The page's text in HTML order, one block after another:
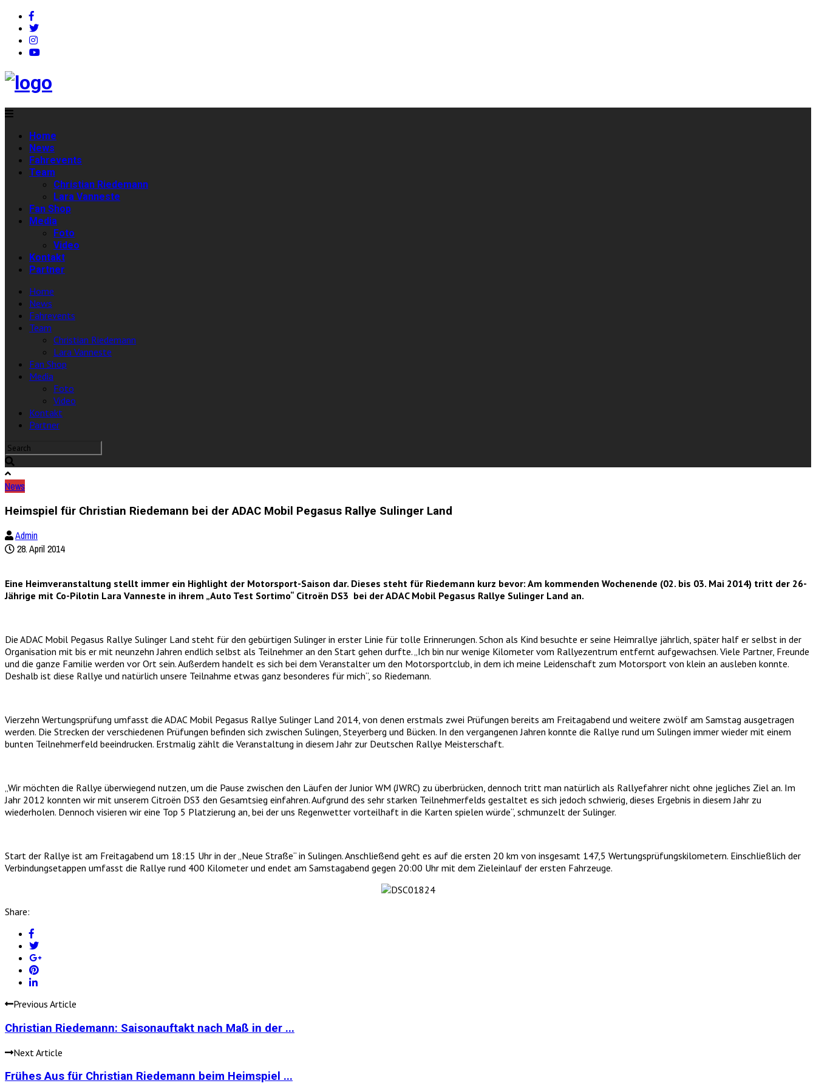
Home
News
Fahrevents
Team
Christian Riedemann
Lara Vanneste
Fan Shop
Media
Foto
Video
Kontakt
Partner
Home
News
Fahrevents
Team
Christian Riedemann
Lara Vanneste
Fan Shop
Media
Foto
Video
Kontakt
Partner
News
Heimspiel für Christian Riedemann bei der ADAC Mobil Pegasus Rallye Sulinger Land
Admin
28. April 2014
Eine Heimveranstaltung stellt immer ein Highlight der Motorsport-Saison dar. Dieses steht für Riedemann kurz bevor: Am kommenden Wochenende (02. bis 03. Mai 2014) tritt der 26-
Jährige mit Co-Pilotin Lara Vanneste in ihrem „Auto Test Sortimo“ Citroën DS3 bei derADAC Mobil Pegasus Rallye Sulinger Land an.
Die ADAC Mobil Pegasus Rallye Sulinger Land steht für den gebürtigen Sulinger in erster Linie für tolle Erinnerungen. Schon als Kind besuchte er seine Heimrallye jährlich, später half er selbst in der
Organisation mit bis er mit neunzehn Jahren endlich selbst als Teilnehmer an den Start gehen durfte. „Ich bin nur wenige Kilometer vom Rallyezentrum entfernt aufgewachsen. Viele Partner, Freunde
und die ganze Familie werden vor Ort sein. Außerdem handelt es sich bei dem Veranstalter um den Motorsportclub, in dem ich meine Leidenschaft zum Motorsport von klein an ausleben konnte.
Deshalb ist diese Rallye und natürlich unsere Teilnahme etwas ganz besonderes für mich“, so Riedemann.
Vierzehn Wertungsprüfung umfasst die ADAC Mobil Pegasus Rallye Sulinger Land 2014, von denen erstmals zwei Prüfungen bereits am Freitagabend und weitere zwölf am Samstag ausgetragen
werden. Die Strecken der verschiedenen Prüfungen befinden sich zwischen Sulingen, Steyerberg und Bücken. In den vergangenen Jahren konnte die Rallye rund um Sulingen immer wieder mit einem
bunten Teilnehmerfeld beeindrucken. Erstmalig zählt die Veranstaltung in diesem Jahr zur Deutschen Rallye Meisterschaft.
„Wir möchten die Rallye überwiegend nutzen, um die Pause zwischen den Läufen der Junior WM (JWRC) zu überbrücken, dennoch tritt man natürlich als Rallyefahrer nicht ohne jegliches Ziel an. Im
Jahr 2012 konnten wir mit unserem Citroën DS3 den Gesamtsieg einfahren. Aufgrund des sehr starken Teilnehmerfelds gestaltet es sich jedoch schwierig, dieses Ergebnis in diesem Jahr zu
wiederholen. Dennoch visieren wir eine Top 5 Platzierung an, bei der uns Regenwetter vorteilhaft in die Karten spielen würde“, schmunzelt der Sulinger.
Start der Rallye ist am Freitagabend um 18:15 Uhr in der „Neue Straße“ in Sulingen. Anschließend geht es auf die ersten 20 km von insgesamt 147,5 Wertungsprüfungskilometern. Einschließlich der
Verbindungsetappen umfasst die Rallye rund 400 Kilometer und endet am Samstagabend gegen 20:00 Uhr mit dem Zieleinlauf der ersten Fahrzeuge.
Share:
Previous Article
Christian Riedemann: Saisonauftakt nach Maß in der ...
Next Article
Frühes Aus für Christian Riedemann beim Heimspiel ...